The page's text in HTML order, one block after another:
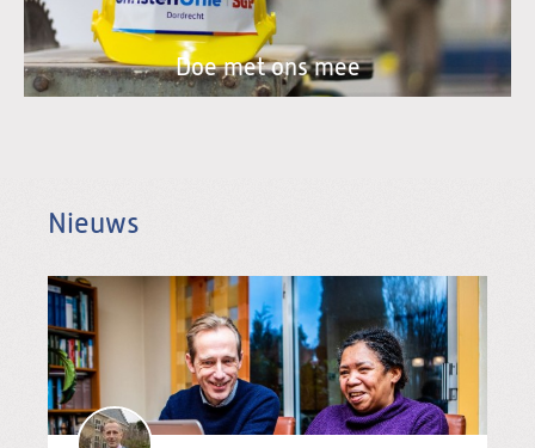
Doe met ons mee
Nieuws